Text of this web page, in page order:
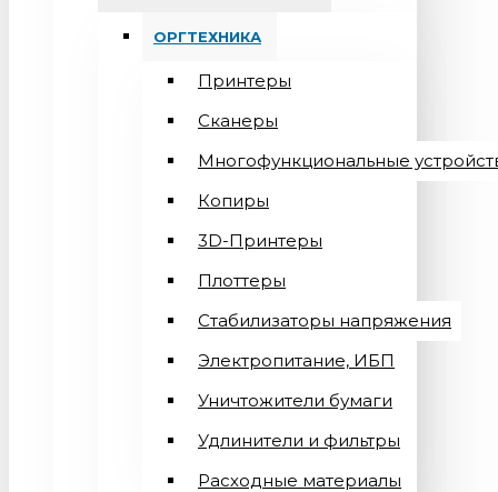
ОРГТЕХНИКА
Принтеры
Сканеры
Многофункциональные
Копиры
3D-Принтеры
Плоттеры
Стабилизаторы напряжения
Электропитание, ИБП
Уничтожители бумаги
Удлинители и фильтры
Расходные материалы